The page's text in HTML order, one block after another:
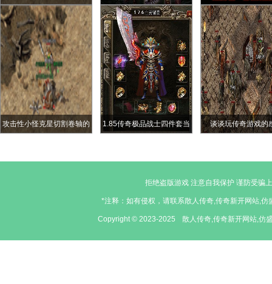
士头盔魔御5和魔5怎么选
攻击性小怪克星切割卷轴的 1.85传奇极品战士四件套当 谈谈玩传奇游戏的
拒绝盗版游戏 注意自我保护 谨防受骗
*注释：如有侵权，请联系散人传奇,传奇新开网站,
Copyright © 2023-2025 散人传奇,传奇新开网站,仿